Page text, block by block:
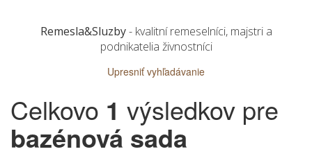
Remesla&Sluzby- kvalitní remeselníci, majstri a
podnikatelia živnostníci
Upresniť vyhľadávanie
Celkovo 1 výsledkov pre
bazénová sada